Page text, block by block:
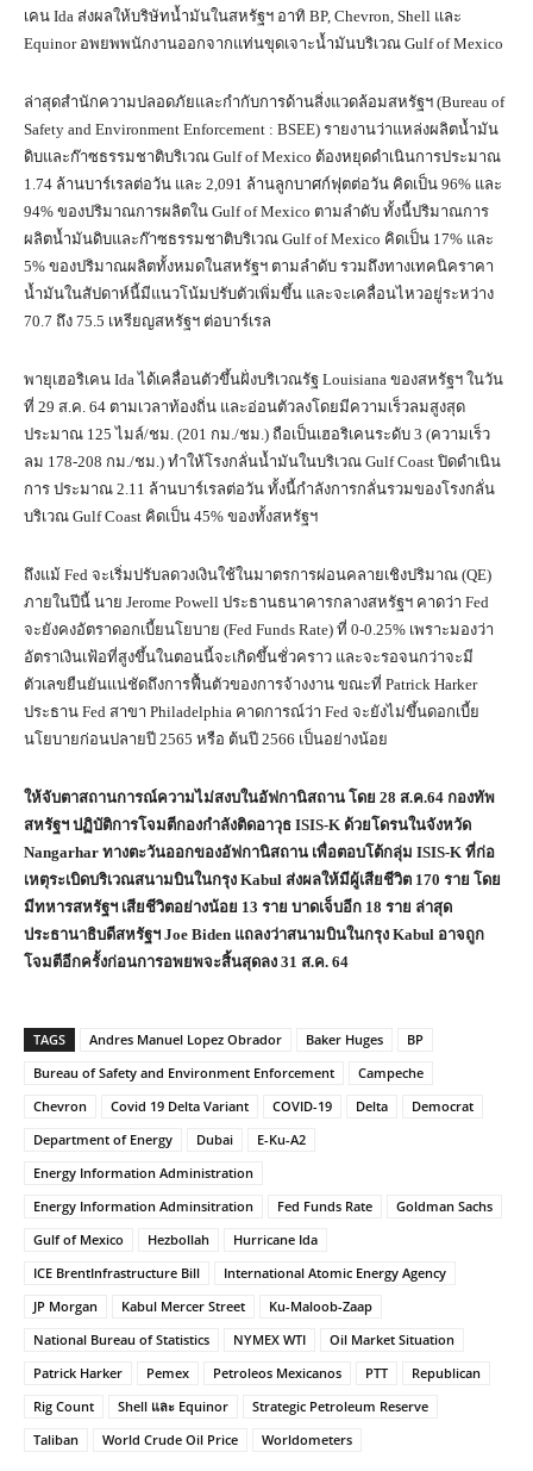
เคน Ida ส่งผลให้บริษัทน้ำมันในสหรัฐฯ อาทิ BP, Chevron, Shell และ
Equinor อพยพพนักงานออกจากแท่นขุดเจาะน้ำมันบริเวณ Gulf of Mexico
ล่าสุดสำนักความปลอดภัยและกำกับการด้านสิ่งแวดล้อมสหรัฐฯ (Bureau of
Safety and Environment Enforcement : BSEE) รายงานว่าแหล่งผลิตน้ำมัน
ดิบและก๊าซธรรมชาติบริเวณ Gulf of Mexico ต้องหยุดดำเนินการประมาณ
1.74 ล้านบาร์เรลต่อวัน และ 2,091 ล้านลูกบาศก์ฟุตต่อวัน คิดเป็น 96% และ
94% ของปริมาณการผลิตใน Gulf of Mexico ตามลำดับ ทั้งนี้ปริมาณการ
ผลิตน้ำมันดิบและก๊าซธรรมชาติบริเวณ Gulf of Mexico คิดเป็น 17% และ
5% ของปริมาณผลิตทั้งหมดในสหรัฐฯ ตามลำดับ รวมถึงทางเทคนิคราคา
น้ำมันในสัปดาห์นี้มีแนวโน้มปรับตัวเพิ่มขึ้น และจะเคลื่อนไหวอยู่ระหว่าง
70.7 ถึง 75.5 เหรียญสหรัฐฯ ต่อบาร์เรล
พายุเฮอริเคน Ida ได้เคลื่อนตัวขึ้นฝั่งบริเวณรัฐ Louisiana ของสหรัฐฯ ในวัน
ที่ 29 ส.ค. 64 ตามเวลาท้องถิ่น และอ่อนตัวลงโดยมีความเร็วลมสูงสุด
ประมาณ 125 ไมล์/ชม. (201 กม./ชม.) ถือเป็นเฮอริเคนระดับ 3 (ความเร็ว
ลม 178-208 กม./ชม.) ทำให้โรงกลั่นน้ำมันในบริเวณ Gulf Coast ปิดดำเนิน
การ ประมาณ 2.11 ล้านบาร์เรลต่อวัน ทั้งนี้กำลังการกลั่นรวมของโรงกลั่น
บริเวณ Gulf Coast คิดเป็น 45% ของทั้งสหรัฐฯ
ถึงแม้ Fed จะเริ่มปรับลดวงเงินใช้ในมาตรการผ่อนคลายเชิงปริมาณ (QE)
ภายในปีนี้ นาย Jerome Powell ประธานธนาคารกลางสหรัฐฯ คาดว่า Fed
จะยังคงอัตราดอกเบี้ยนโยบาย (Fed Funds Rate) ที่ 0-0.25% เพราะมองว่า
อัตราเงินเฟ้อที่สูงขึ้นในตอนนี้จะเกิดขึ้นชั่วคราว และจะรอจนกว่าจะมี
ตัวเลขยืนยันแน่ชัดถึงการฟื้นตัวของการจ้างงาน ขณะที่ Patrick Harker
ประธาน Fed สาขา Philadelphia คาดการณ์ว่า Fed จะยังไม่ขึ้นดอกเบี้ย
นโยบายก่อนปลายปี 2565 หรือ ต้นปี 2566 เป็นอย่างน้อย
ให้จับตาสถานการณ์ความไม่สงบในอัฟกานิสถาน โดย 28 ส.ค.64 กองทัพ
สหรัฐฯ ปฏิบัติการโจมตีกองกำลังติดอาวุธ ISIS-K ด้วยโดรนในจังหวัด
Nangarhar ทางตะวันออกของอัฟกานิสถาน เพื่อตอบโต้กลุ่ม ISIS-K ที่ก่อ
เหตุระเบิดบริเวณสนามบินในกรุง Kabul ส่งผลให้มีผู้เสียชีวิต 170 ราย โดย
มีทหารสหรัฐฯ เสียชีวิตอย่างน้อย 13 ราย บาดเจ็บอีก 18 ราย ล่าสุด
ประธานาธิบดีสหรัฐฯ Joe Biden แถลงว่าสนามบินในกรุง Kabul อาจถูก
โจมตีอีกครั้งก่อนการอพยพจะสิ้นสุดลง 31 ส.ค. 64
TAGS Andres Manuel Lopez Obrador Baker Huges
BP
Bureau of Safety and Environment Enforcement
Campeche
Chevron
Covid 19 Delta Variant COVID-19 Delta
Democrat
Department of Energy
Dubai
E-Ku-A2
Energy Information Administration
Energy Information Adminsitration
Fed Funds Rate
Goldman Sachs
Gulf of Mexico
Hezbollah
Hurricane Ida
ICE BrentInfrastructure Bill
International Atomic Energy Agency
JP Morgan
Kabul Mercer Street
Ku-Maloob-Zaap
National Bureau of Statistics
NYMEX WTI
Oil Market Situation
Patrick Harker
Pemex Petroleos Mexicanos PTT
Republican
Rig Count
Shell และ Equinor
Strategic Petroleum Reserve
Taliban
World Crude Oil Price Worldometers